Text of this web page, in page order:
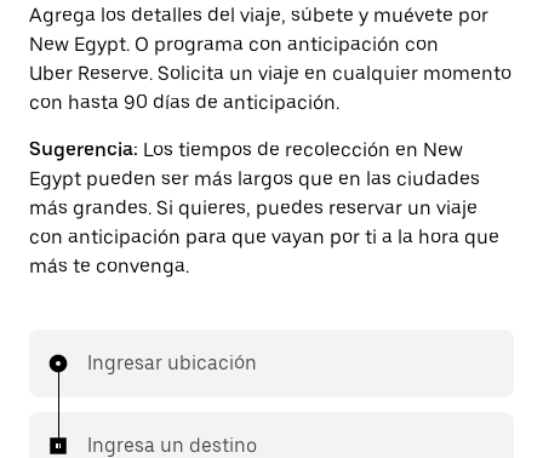
Agrega los detalles del viaje, súbete y muévete por
New Egypt. O programa con anticipación con
Uber Reserve. Solicita un viaje en cualquier momento
con hasta 90 días de anticipación.
Sugerencia: Los tiempos de recolección en New
Egypt pueden ser más largos que en las ciudades
más grandes. Si quieres, puedes reservar un viaje
con anticipación para que vayan por ti a la hora que
más te convenga.
Ingresar ubicación
Ingresa un destino